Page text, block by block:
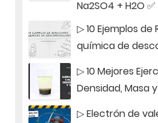
Na2SO4 + H2O ✅
▷ 10 Ejemplos de
química de
▷ 10 Mejores
Densidad, Masa
▷ Electrón de